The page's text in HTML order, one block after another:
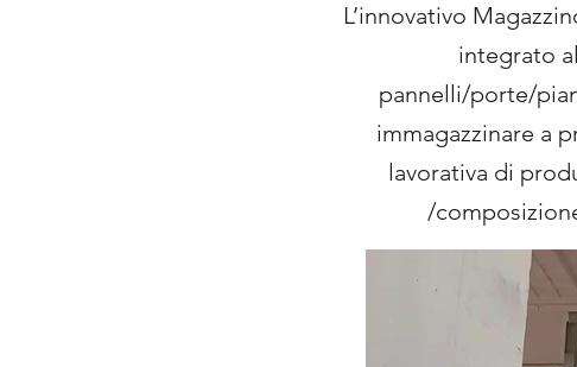
L’innovativo
integrato
pannelli/porte/
immagazzinare a
lavorativa di
/